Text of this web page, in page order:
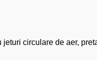
circulare de aer,